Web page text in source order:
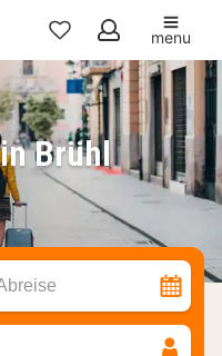
Meine
Favoriten
menu
Brühl